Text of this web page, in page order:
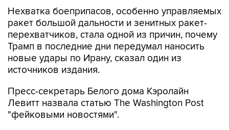
Нехватка боеприпасов, особенно управляемых
ракет большой дальности и зенитных ракет-
перехватчиков, стала одной из причин, почему
Трамп в последние дни передумал наносить
новые удары по Ирану, сказал один из
источников издания.
Пресс-секретарь Белого дома Кэролайн
Левитт назвала статью The Washington Post
"фейковыми новостями".